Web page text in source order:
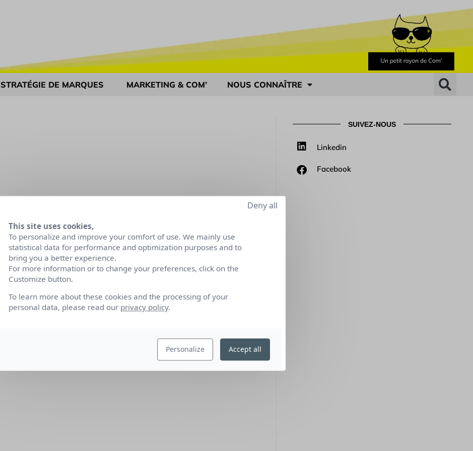
STRATÉGIE DE MARQUES MARKETING & COM’ NOUS CONNAÎTRE
SUIVEZ-NOUS
Linkedin
Facebook
This site uses cookies,
To personalize and improve your comfort of use. We mainly use
statistical data for performance and optimization purposes and to
bring you a better experience.
For more information or to change your preferences, click on the
Customize button.
To learn more about these cookies and the processing of your
personal data, please read our privacy policy.
Personalize
Deny all
Accept all